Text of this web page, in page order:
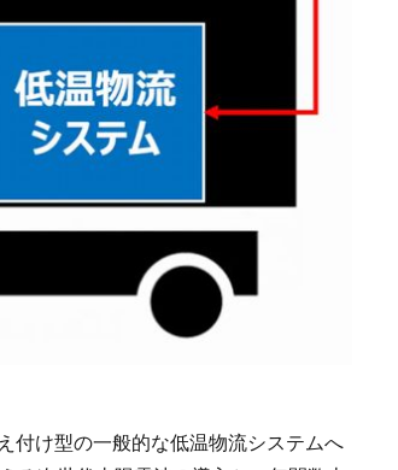
付け型の一般的な低温物流システムへ